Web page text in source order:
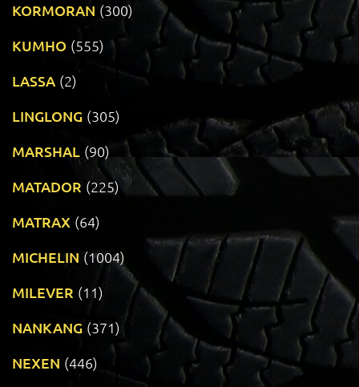
KORMORAN (300)
KUMHO (555)
LASSA (2)
LINGLONG (305)
MARSHAL (90)
MATADOR (225)
MATRAX (64)
MICHELIN (1004)
MILEVER (11)
NANKANG (371)
NEXEN (446)